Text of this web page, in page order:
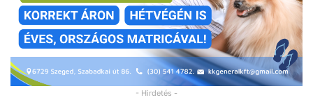
- Hirdetés -